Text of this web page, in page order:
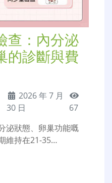
查：內分泌
的診斷與費
2026 年 7 月
30 日
67
泌狀態、卵巢功能嘅
維持在21-35…